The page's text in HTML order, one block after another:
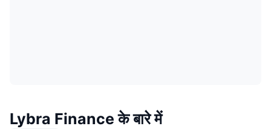
Lybra Finance के बारे में